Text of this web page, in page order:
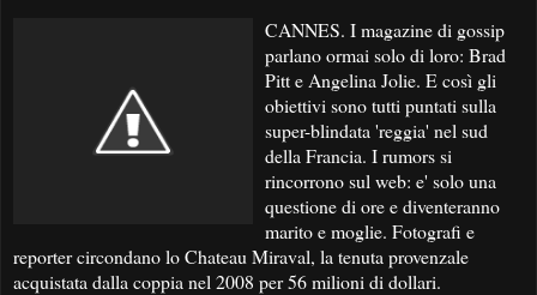
CANNES. I magazine di gossip
parlano ormai solo di loro: Brad
Pitt e Angelina Jolie. E così gli
obiettivi sono tutti puntati sulla
super-blindata 'reggia' nel sud
della Francia. I rumors si
rincorrono sul web: e' solo una
questione di ore e diventeranno
marito e moglie. Fotografi e
reporter circondano lo Chateau Miraval, la tenuta provenzale
acquistata dalla coppia nel 2008 per 56 milioni di dollari.